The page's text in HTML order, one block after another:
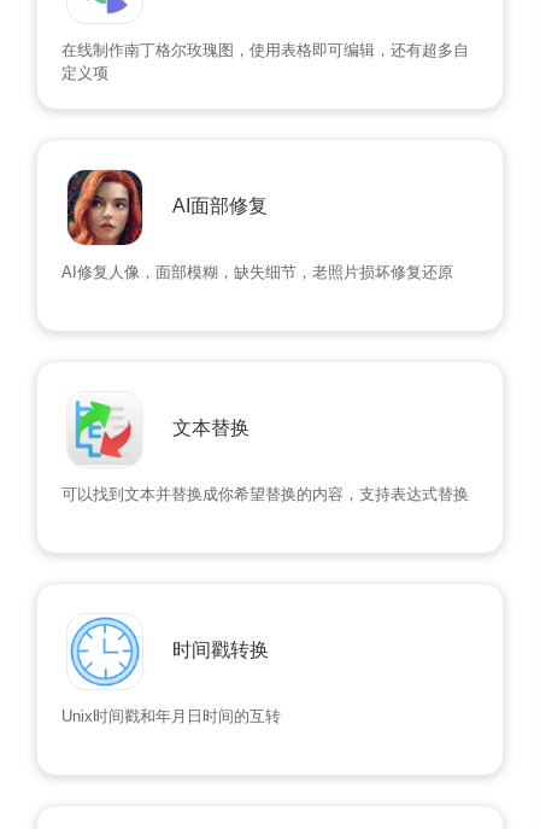
在线制作南丁格尔玫瑰图，使用表格即可编辑，还有超多自
定义项
AI面部修复
AI修复人像，面部模糊，缺失细节，老照片损坏修复还原
文本替换
可以找到文本并替换成你希望替换的内容，支持表达式替换
时间戳转换
Unix时间戳和年月日时间的互转